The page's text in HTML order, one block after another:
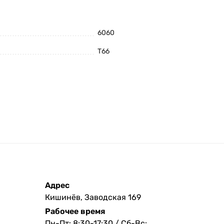
6060
Т66
Адрес
Кишинёв, Заводская 169
Рабочее время